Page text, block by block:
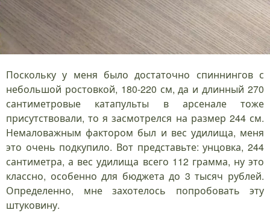
Поскольку у меня было достаточно спиннингов с
небольшой ростовкой, 180-220 см, да и длинный 270
сантиметровые катапульты в арсенале тоже
присутствовали, то я засмотрелся на размер 244 см.
Немаловажным фактором был и вес удилища, меня
это очень подкупило. Вот представьте: унцовка, 244
сантиметра, а вес удилища всего 112 грамма, ну это
классно, особенно для бюджета до 3 тысяч рублей.
Определенно, мне захотелось попробовать эту
штуковину.